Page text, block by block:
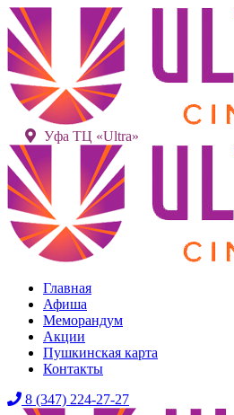
Уфа ТЦ «Ultra»
Главная
Афиша
Меморандум
Акции
Пушкинская карта
Контакты
8 (347) 224-27-27